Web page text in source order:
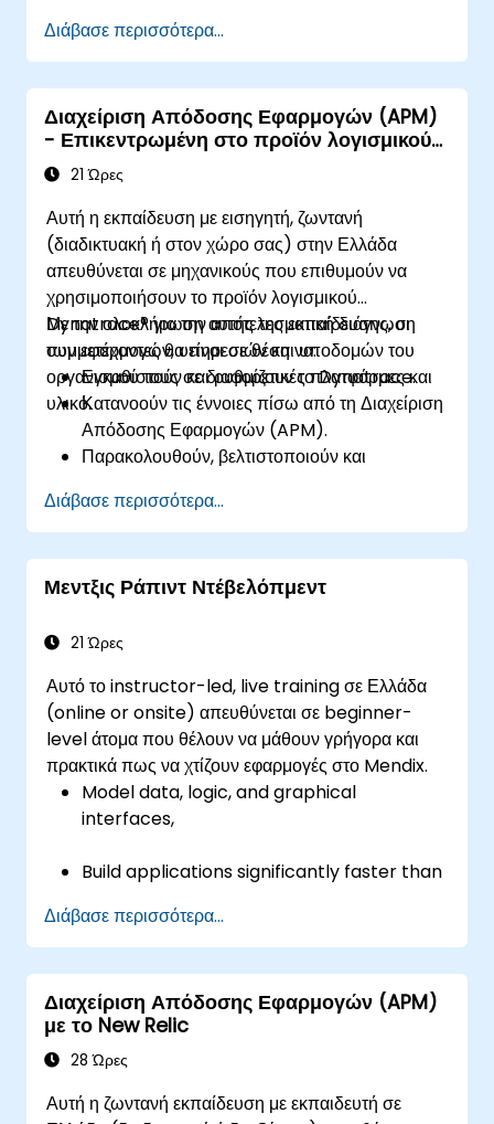
μικροϋπηρεσιών.
Αξιοποιήσουν τα χαρακτηριστικά του New
Relic για να αποκτήσουν πληροφορίες σχετικά
με την απόδοση των εφαρμογών και να
εντοπίσουν σημεία συμφόρησης.
Διαχειριστούν αποτελεσματικά τον χρόνο για
εφαρμογών.
Αναπτύξουν στρατηγικές για τη διατήρηση
υψηλής απόδοσης και διαθεσιμότητας
εφαρμογών.
Διάβασε περισσότερα...
Διαχείριση Απόδοσης Εφαρμογών (APM)
- Επικεντρωμένη στο προϊόν λογισμικού
Dynatrace®
21 Ώρες
Αυτή η εκπαίδευση με εισηγητή, ζωντανή
(διαδικτυακή ή στον χώρο σας) στην Ελλάδα
απευθύνεται σε μηχανικούς που επιθυμούν να
χρησιμοποιήσουν το προϊόν λογισμικού
Dynatrace® για την αποτελεσματική διάγνωση
των εφαρμογών, υπηρεσιών και υποδομών του
οργανισμού τους σε διαφορετικές πλατφόρμες και
υλικό.
Με την ολοκλήρωση αυτής της εκπαίδευσης, οι
συμμετέχοντες θα είναι σε θέση να:
Εγκαθιστούν και ρυθμίζουν το Dynatrace.
Κατανοούν τις έννοιες πίσω από τη Διαχείριση
Απόδοσης Εφαρμογών (APM).
Παρακολουθούν, βελτιστοποιούν και
premise) και στο cloud.
Παρακολουθούν την υγεία του δικτύου, του
υλικού και του λογισμικού ενός οργανισμού.
Διάβασε περισσότερα...
Μεντξις Ράπιντ Ντέβελόπμεντ
21 Ώρες
Αυτό το instructor-led, live training σε Ελλάδα
(online or onsite) απευθύνεται σε beginner-
level άτομα που θέλουν να μάθουν γρήγορα και
πρακτικά πως να χτίζουν εφαρμογές στο Mendix.
Model data, logic, and graphical
interfaces,
Build applications significantly faster than
Easily deploy applications to the cloud
(Mendix Cloud),
Enable collaboration between business
and IT teams in a single environment.
Διάβασε περισσότερα...
Διαχείριση Απόδοσης Εφαρμογών (APM)
με το New Relic
28 Ώρες
Αυτή η ζωντανή εκπαίδευση με εκπαιδευτή σε